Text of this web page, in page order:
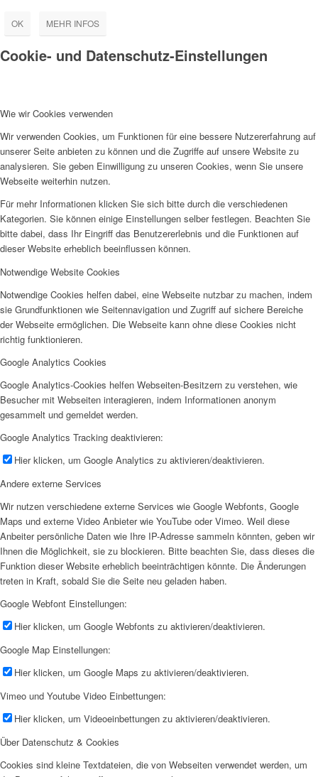
OK MEHR INFOS
Cookie- und Datenschutz-Einstellungen
Wie wir Cookies verwenden
Wir verwenden Cookies, um Funktionen für eine bessere Nutzererfahrung auf
unserer Seite anbieten zu können und die Zugriffe auf unsere Website zu
analysieren. Sie geben Einwilligung zu unseren Cookies, wenn Sie unsere
Webseite weiterhin nutzen.
Für mehr Informationen klicken Sie sich bitte durch die verschiedenen
Kategorien. Sie können einige Einstellungen selber festlegen. Beachten Sie
bitte dabei, dass Ihr Eingriff das Benutzererlebnis und die Funktionen auf
dieser Website erheblich beeinflussen können.
Notwendige Website Cookies
Notwendige Cookies helfen dabei, eine Webseite nutzbar zu machen, indem
sie Grundfunktionen wie Seitennavigation und Zugriff auf sichere Bereiche
der Webseite ermöglichen. Die Webseite kann ohne diese Cookies nicht
richtig funktionieren.
Google Analytics Cookies
Google Analytics-Cookies helfen Webseiten-Besitzern zu verstehen, wie
Besucher mit Webseiten interagieren, indem Informationen anonym
gesammelt und gemeldet werden.
Google Analytics Tracking deaktivieren:
Hier klicken, um Google Analytics zu aktivieren/deaktivieren.
Andere externe Services
Wir nutzen verschiedene externe Services wie Google Webfonts, Google
Maps und externe Video Anbieter wie YouTube oder Vimeo. Weil diese
Anbeiter persönliche Daten wie Ihre IP-Adresse sammeln könnten, geben wir
Ihnen die Möglichkeit, sie zu blockieren. Bitte beachten Sie, dass dieses die
Funktion dieser Website erheblich beeinträchtigen könnte. Die Änderungen
treten in Kraft, sobald Sie die Seite neu geladen haben.
Google Webfont Einstellungen:
Hier klicken, um Google Webfonts zu aktivieren/deaktivieren.
Google Map Einstellungen:
Hier klicken, um Google Maps zu aktivieren/deaktivieren.
Vimeo und Youtube Video Einbettungen:
Hier klicken, um Videoeinbettungen zu aktivieren/deaktivieren.
Über Datenschutz & Cookies
Cookies sind kleine Textdateien, die von Webseiten verwendet werden, um